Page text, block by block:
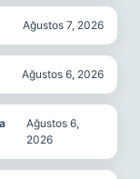
Ağustos 7, 2026
Ağustos 6, 2026
Ağustos 6,
2026